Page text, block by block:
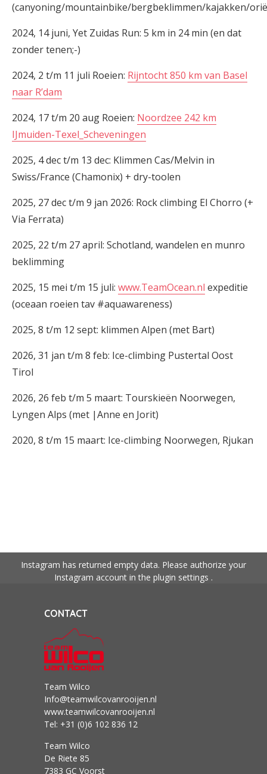
(canyoning/mountainbike/bergbeklimmen/kajakken/
2024, 14 juni, Yet Zuidas Run: 5 km in 24 min (en dat
zonder tenen;-)
2024, 2 t/m 11 juli Roeien: Rijntocht 850 km van Basel
naar R’dam
2024, 17 t/m 20 aug Roeien: Noordzee 242 km
IJmuiden-Texel_Scheveningen
2025, 4 dec t/m 13 dec: Klimmen Cas/Melvin in
Swiss/France (Chamonix) + dry-toolen
2025, 27 dec t/m 9 jan 2026: Rock climbing El Chorro (+
Via Ferrata)
2025, 22 t/m 27 april: Schotland, wandelen en munro
beklimming
2025, 15 mei t/m 15 juli: www.TeamOcean.nl expeditie
(oceaan roeien tav #aquawareness)
2025, 8 t/m 12 sept: klimmen Alpen (met Bart)
2026, 31 jan t/m 8 feb: Ice-climbing Pustertal Oost
Tirol
2026, 26 feb t/m 5 maart: Tourskieën Noorwegen,
Lyngen Alps (met |Anne en Jorit)
2020, 8 t/m 15 maart: Ice-climbing Noorwegen, Rjukan
Instagram has returned empty data. Please authorize your
Instagram account in the plugin settings .
CONTACT
Team Wilco
Info@teamwilcovanrooijen.nl
www.teamwilcovanrooijen.nl
Tel: +31 (0)6 102 836 12
Team Wilco
De Riete 85
7383 GC Voorst